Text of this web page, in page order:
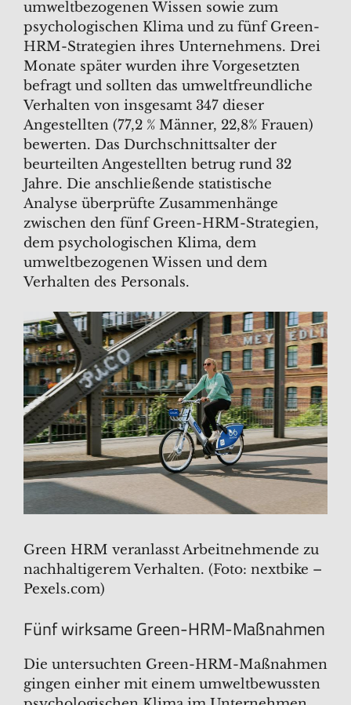
umweltbezogenen Wissen sowie zum
psychologischen Klima und zu fünf Green-
HRM-Strategien ihres Unternehmens. Drei
Monate später wurden ihre Vorgesetzten
befragt und sollten das umweltfreundliche
Verhalten von insgesamt 347 dieser
Angestellten (77,2 % Männer, 22,8% Frauen)
bewerten. Das Durchschnittsalter der
beurteilten Angestellten betrug rund 32
Jahre. Die anschließende statistische
Analyse überprüfte Zusammenhänge
zwischen den fünf Green-HRM-Strategien,
dem psychologischen Klima, dem
umweltbezogenen Wissen und dem
Verhalten des Personals.
Green HRM veranlasst Arbeitnehmende zu
nachhaltigerem Verhalten. (Foto: nextbike –
Pexels.com)
Fünf wirksame Green-HRM-Maßnahmen
Die untersuchten Green-HRM-Maßnahmen
gingen einher mit einem umweltbewussten